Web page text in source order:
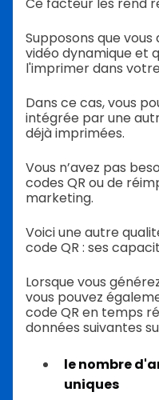
Supposons que
vidéo dynamique et
l'imprimer dans
Dans ce cas, vous
intégrée par une
déjà imprimées.
Vous n’avez pas
codes QR ou de
marketing.
Voici une autre
code QR : ses
Lorsque vous
vous pouvez
code QR en temps
données suivantes
le nombre
uniques